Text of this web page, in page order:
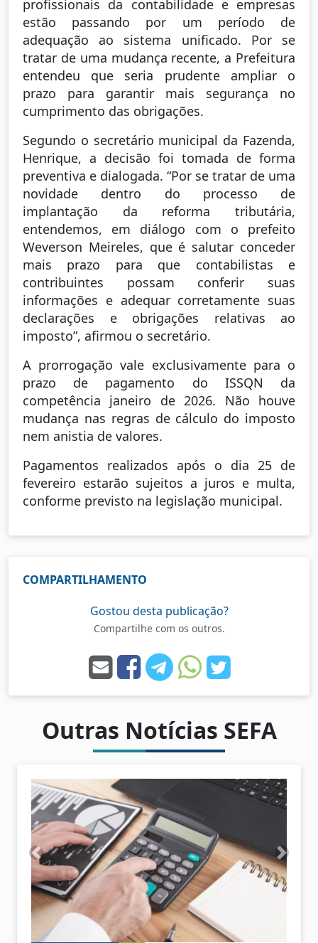
profissionais da contabilidade e empresas
estão passando por um período de
adequação ao sistema unificado. Por se
tratar de uma mudança recente, a Prefeitura
entendeu que seria prudente ampliar o
prazo para garantir mais segurança no
cumprimento das obrigações.
Segundo o secretário municipal da Fazenda,
Henrique, a decisão foi tomada de forma
preventiva e dialogada. “Por se tratar de uma
novidade dentro do processo de
implantação da reforma tributária,
entendemos, em diálogo com o prefeito
Weverson Meireles, que é salutar conceder
mais prazo para que contabilistas e
contribuintes possam conferir suas
informações e adequar corretamente suas
declarações e obrigações relativas ao
imposto”, afirmou o secretário.
A prorrogação vale exclusivamente para o
prazo de pagamento do ISSQN da
competência janeiro de 2026. Não houve
mudança nas regras de cálculo do imposto
nem anistia de valores.
Pagamentos realizados após o dia 25 de
fevereiro estarão sujeitos a juros e multa,
conforme previsto na legislação municipal.
COMPARTILHAMENTO
Gostou desta publicação?
Compartilhe com os outros.
Outras Notícias SEFA
A
n
t
e
r
o
P
r
ó